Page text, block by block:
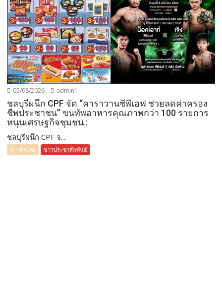
05/08/2026 admin1
ชลบุรีผนึก CPF จัด “คาราวานซีพีเอฟ ช่วยลดค่าครอง
ชีพประชาชน” ขนทัพอาหารคุณภาพกว่า 100 รายการ
หนุนเศรษฐกิจชุมชน :
ชลบุรีผนึก CPF จ...
ข่าวทั่วไทย ข่าวประชาสัมพันธ์